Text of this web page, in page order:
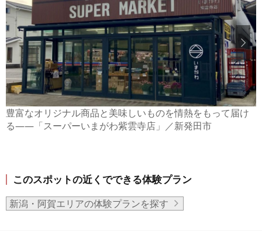
豊富なオリジナル商品と美味しいものを情熱をもって届け
る――「スーパーいまがわ紫雲寺店」／新発田市
このスポットの近くでできる体験プラン
新潟・阿賀エリアの体験プランを探す